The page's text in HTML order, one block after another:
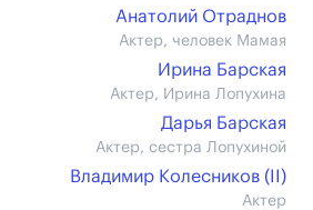
Анатолий Отраднов
Актер, человек Мамая
Ирина Барская
Актер, Ирина Лопухина
Дарья Барская
Актер, сестра Лопухиной
Владимир Колесников (II)
Актер